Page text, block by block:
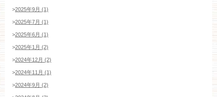
>2025年9月 (1)
>2025年7月 (1)
>2025年6月 (1)
>2025年1月 (2)
>2024年12月 (2)
>2024年11月 (1)
>2024年9月 (2)